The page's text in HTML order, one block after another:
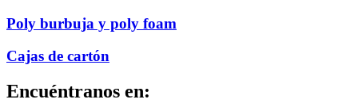
Poly burbuja y poly foam
Cajas de cartón
Encuéntranos en: